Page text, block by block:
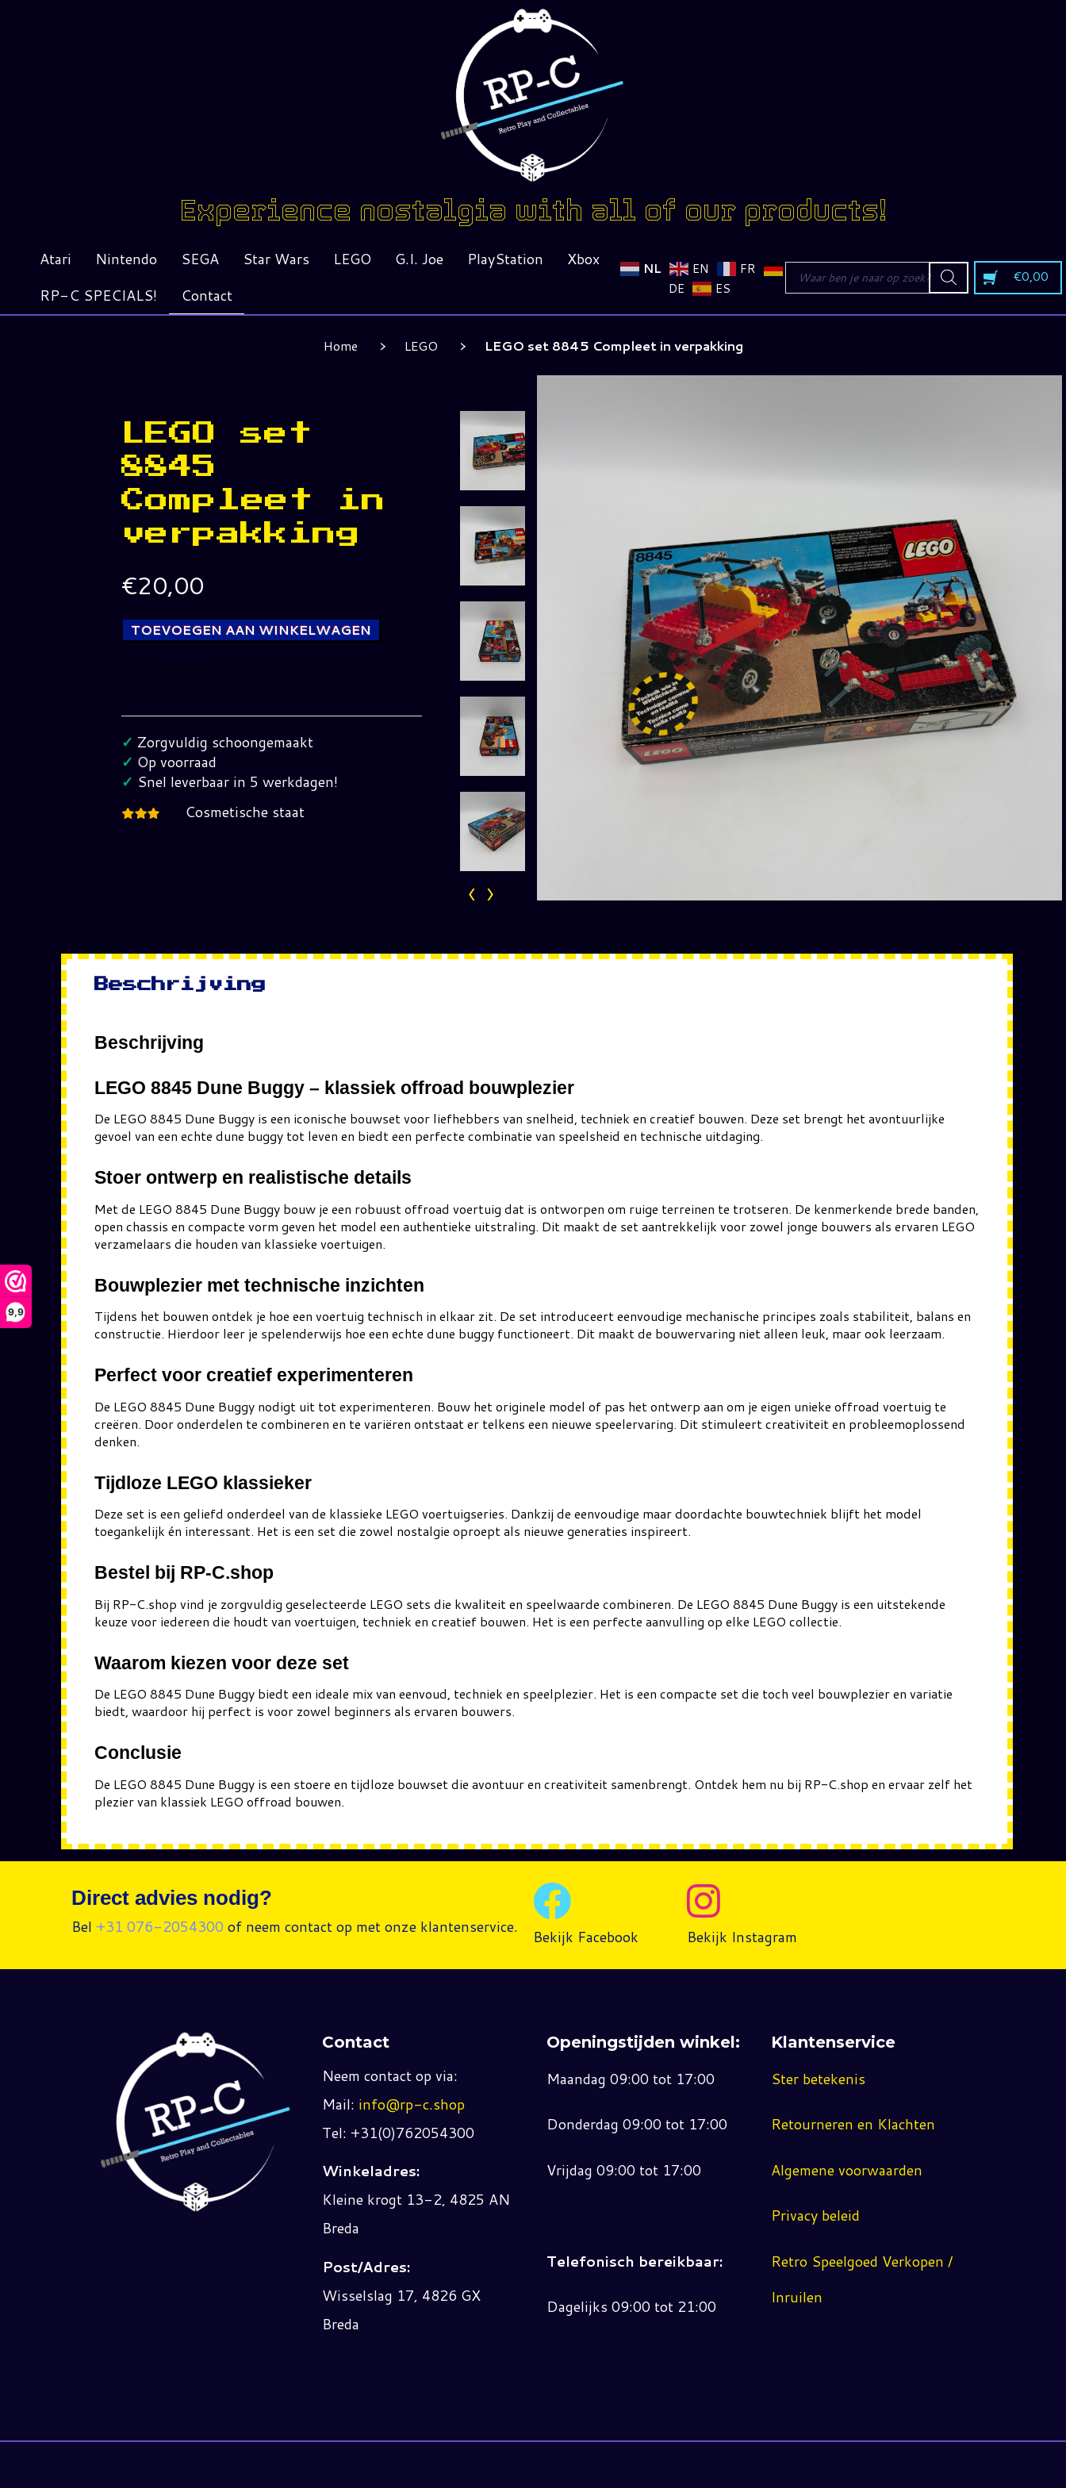
9,9
Experience nostalgia with all of our products!
Atari Nintendo SEGA Star Wars LEGO G.I. Joe PlayStation
Xbox
RP-C SPECIALS!
Contact
NL EN
FR
DE
ES
Producten
zoeken €0,00
Home LEGO LEGO set 8845 Compleet in verpakking
LEGO set
8845
Compleet in
verpakking
€20,00
TOEVOEGEN AAN WINKELWAGEN
1 op voorraad
set
8845
Compleet
in
hoeveelheid
✓ Zorgvuldig schoongemaakt
✓ Op voorraad
✓ Snel leverbaar in 5 werkdagen!
Cosmetische staat
Beschrijving
Beschrijving
LEGO 8845 Dune Buggy – klassiek offroad bouwplezier
De LEGO 8845 Dune Buggy is een iconische bouwset voor liefhebbers van snelheid, techniek en creatief bouwen. Deze set brengt het avontuurlijke
gevoel van een echte dune buggy tot leven en biedt een perfecte combinatie van speelsheid en technische uitdaging.
Stoer ontwerp en realistische details
Met de LEGO 8845 Dune Buggy bouw je een robuust offroad voertuig dat is ontworpen om ruige terreinen te trotseren. De kenmerkende brede banden,
open chassis en compacte vorm geven het model een authentieke uitstraling. Dit maakt de set aantrekkelijk voor zowel jonge bouwers als ervaren LEGO
verzamelaars die houden van klassieke voertuigen.
Bouwplezier met technische inzichten
Tijdens het bouwen ontdek je hoe een voertuig technisch in elkaar zit. De set introduceert eenvoudige mechanische principes zoals stabiliteit, balans en
constructie. Hierdoor leer je spelenderwijs hoe een echte dune buggy functioneert. Dit maakt de bouwervaring niet alleen leuk, maar ook leerzaam.
Perfect voor creatief experimenteren
De LEGO 8845 Dune Buggy nodigt uit tot experimenteren. Bouw het originele model of pas het ontwerp aan om je eigen unieke offroad voertuig te
creëren. Door onderdelen te combineren en te variëren ontstaat er telkens een nieuwe speelervaring. Dit stimuleert creativiteit en probleemoplossend
denken.
Tijdloze LEGO klassieker
Deze set is een geliefd onderdeel van de klassieke LEGO voertuigseries. Dankzij de eenvoudige maar doordachte bouwtechniek blijft het model
toegankelijk én interessant. Het is een set die zowel nostalgie oproept als nieuwe generaties inspireert.
Bestel bij RP-C.shop
Bij RP-C.shop vind je zorgvuldig geselecteerde LEGO sets die kwaliteit en speelwaarde combineren. De LEGO 8845 Dune Buggy is een uitstekende
keuze voor iedereen die houdt van voertuigen, techniek en creatief bouwen. Het is een perfecte aanvulling op elke LEGO collectie.
Waarom kiezen voor deze set
De LEGO 8845 Dune Buggy biedt een ideale mix van eenvoud, techniek en speelplezier. Het is een compacte set die toch veel bouwplezier en variatie
biedt, waardoor hij perfect is voor zowel beginners als ervaren bouwers.
Conclusie
De LEGO 8845 Dune Buggy is een stoere en tijdloze bouwset die avontuur en creativiteit samenbrengt. Ontdek hem nu bij RP-C.shop en ervaar zelf het
plezier van klassiek LEGO offroad bouwen.
Direct advies nodig?
Bel +31 076-2054300 of neem contact op met onze klantenservice. Bekijk Facebook Bekijk Instagram
Contact
Neem contact op via:
Mail: info@rp-c.shop
Tel: +31(0)762054300
Winkeladres:
Kleine krogt 13-2, 4825 AN
Breda
Post/Adres:
Wisselslag 17, 4826 GX
Breda
Openingstijden winkel:
Maandag 09:00 tot 17:00
Donderdag 09:00 tot 17:00
Vrijdag 09:00 tot 17:00
Telefonisch bereikbaar:
Dagelijks 09:00 tot 21:00
Klantenservice
Ster betekenis
Retourneren en Klachten
Algemene voorwaarden
Privacy beleid
Retro Speelgoed Verkopen /
Inruilen